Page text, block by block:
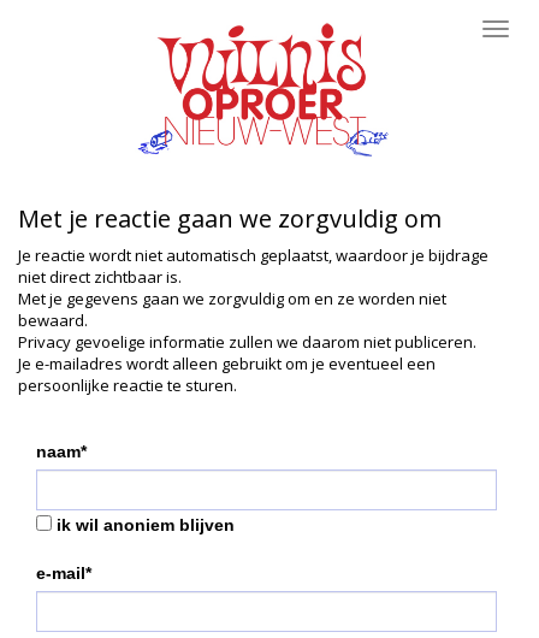
Met je reactie gaan we zorgvuldig om
Je reactie wordt niet automatisch geplaatst, waardoor je bijdrage
niet direct zichtbaar is.
Met je gegevens gaan we zorgvuldig om en ze worden niet
bewaard.
Privacy gevoelige informatie zullen we daarom niet publiceren.
Je e-mailadres wordt alleen gebruikt om je eventueel een
persoonlijke reactie te sturen.
naam*
ik wil anoniem blijven
e-mail*